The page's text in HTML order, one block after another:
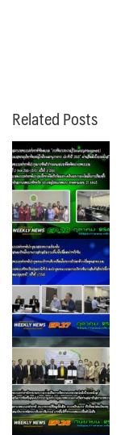
Related Posts